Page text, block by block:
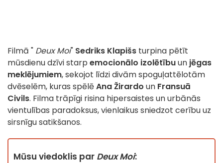
Filmā " Deux Moi" Sedriks Klapišs turpina pētīt
mūsdienu dzīvi starp emocionālo izolētībuun jēgas
meklējumiem, sekojot līdzi divām spoguļattēlotām
dvēselēm, kuras spēlēAna Žirardo un Fransuā
Civils. Filma trāpīgi risina hipersaistes un urbānās
vientulības paradoksus, vienlaikus sniedzot cerību uz
sirsnīgu satikšanos.
Mūsu viedoklis par Deux Moi: